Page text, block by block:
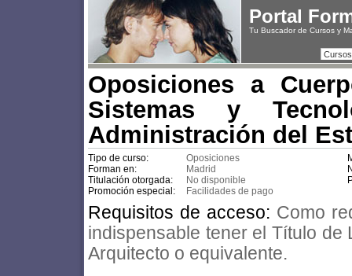
Portal
Tu Buscador de Cursos y
Oposiciones a
Sistemas y
Administración del
Tipo de curso: Oposiciones
Forman en:
Madrid
Titulación otorgada:
No disponible
Promoción especial:
Facilidades de pago
Requisitos de acceso: Como
indispensable tener el Título de
Arquitecto o equivalente.